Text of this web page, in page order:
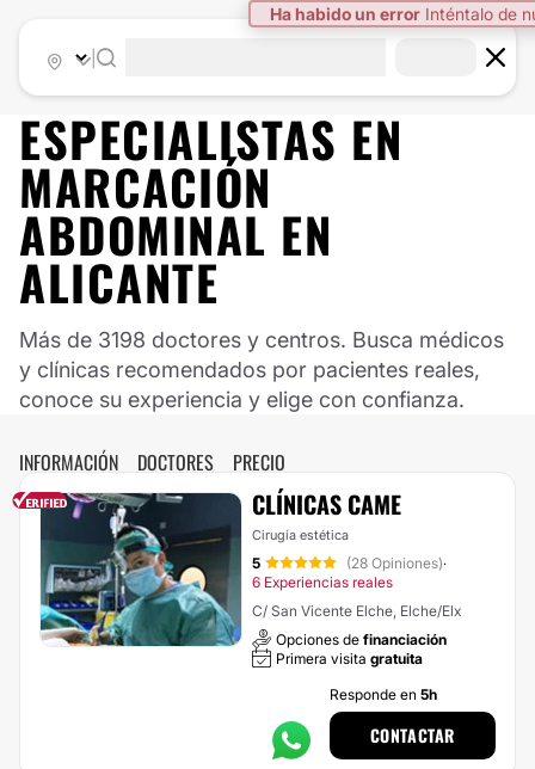
Ha habido un error Inténtalo de
ESPECIALISTAS EN
MARCACIÓN
ABDOMINAL EN
ALICANTE
Más de 3198 doctores y centros. Busca médicos
y clínicas recomendados por pacientes reales,
conoce su experiencia y elige con confianza.
INFORMACIÓN DOCTORES PRECIO
CLÍNICAS CAME
Cirugía estética
5 (28 Opiniones)·
6 Experiencias reales
C/ San Vicente Elche, Elche/Elx
Opciones de financiación
Primera visita gratuita
Responde en 5h
CONTACTAR